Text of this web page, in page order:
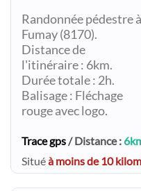
Randonnée pédestre à
Fumay (8170).
Distance de
l'itinéraire : 6km.
Durée totale : 2h.
Balisage : Fléchage
rouge avec logo.
Trace gps/ Distance :
Situéà moins de 10